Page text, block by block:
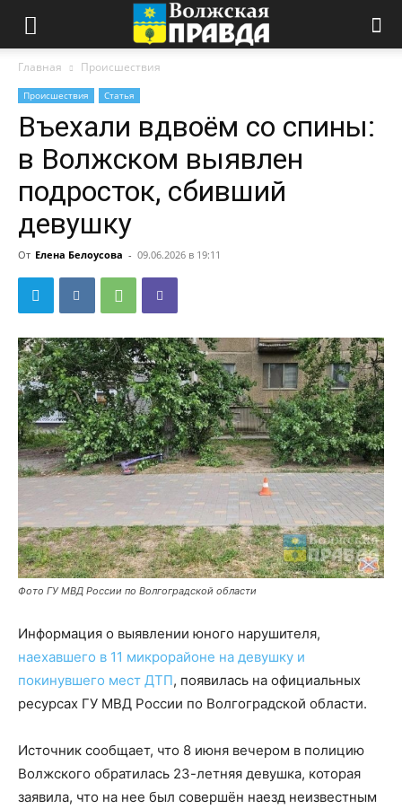
Главная Происшествия
Происшествия Статья
Въехали вдвоём со спины:
в Волжском выявлен
подросток, сбивший
девушку
От Елена Белоусова - 09.06.2026 в 19:11
Фото ГУ МВД России по Волгоградской области
Информация о выявлении юного нарушителя,
наехавшего в 11 микрорайоне на девушку и
покинувшего мест ДТП, появилась на официальных
ресурсах ГУ МВД России по Волгоградской области.
Источник сообщает, что 8 июня вечером в полицию
Волжского обратилась 23-летняя девушка, которая
заявила, что на нее был совершён наезд неизвестным